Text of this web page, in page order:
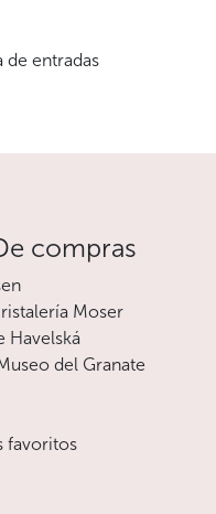
de entradas
compras
Moser
Havelská
del Granate
favoritos